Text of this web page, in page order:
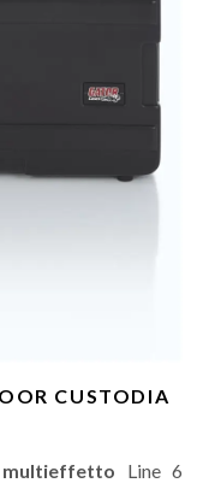
CUSTODIA
Line 6